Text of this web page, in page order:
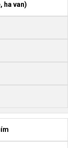
ha van)